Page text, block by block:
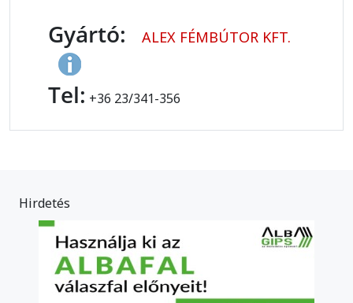
Gyártó: ALEX FÉMBÚTOR KFT.
Tel: +36 23/341-356
Hirdetés